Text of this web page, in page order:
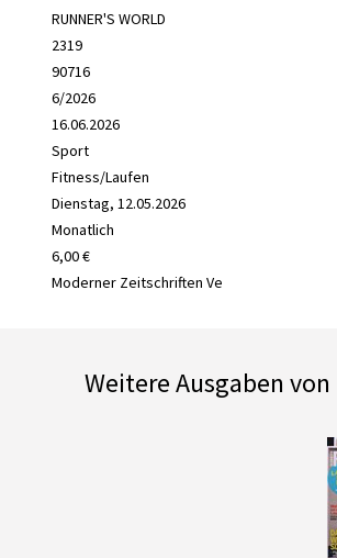
RUNNER'S WORLD
2319
90716
6/2026
16.06.2026
Sport
Fitness/Laufen
Dienstag, 12.05.2026
Monatlich
6,00 €
Moderner Zeitschriften Ve
Weitere Ausgaben von